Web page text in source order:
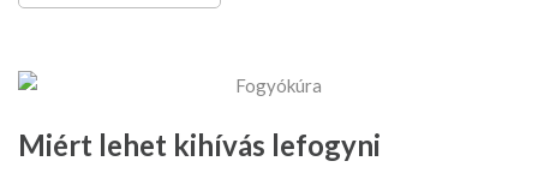
Miért lehet kihívás lefogyni